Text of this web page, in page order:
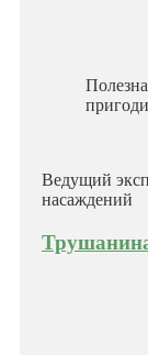
Ведущий
насаждений